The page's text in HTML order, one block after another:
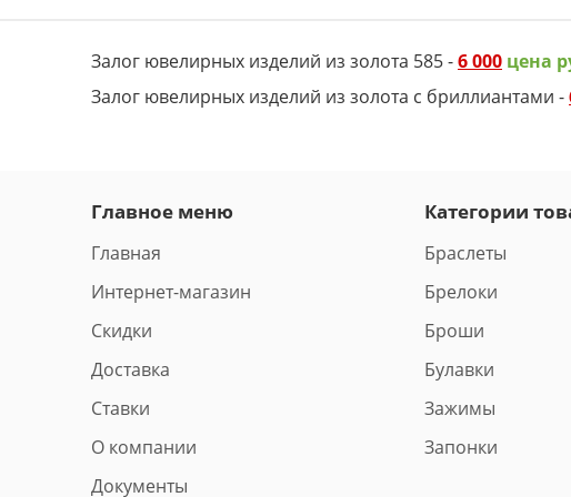
Залог ювелирных изделий из золота 585 -6 000 цена
Залог ювелирных изделий из золота с бриллиантами -
Главное меню
Главная
Интернет-магазин
Скидки
Доставка
Ставки
О компании
Документы
Категории
Браслеты
Брелоки
Броши
Булавки
Зажимы
Запонки